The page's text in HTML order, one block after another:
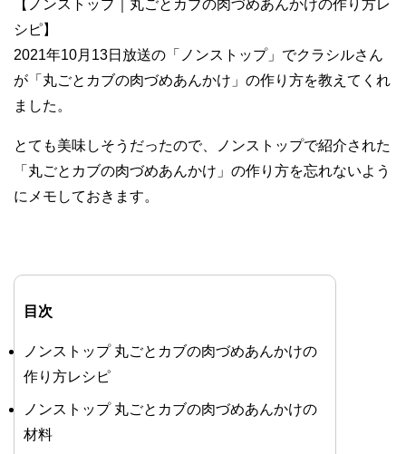
【ノンストップ｜丸ごとカブの肉づめあんかけの作り方レ
シピ】
2021年10月13日放送の「ノンストップ」でクラシルさん
が「丸ごとカブの肉づめあんかけ」の作り方を教えてくれ
ました。
とても美味しそうだったので、ノンストップで紹介された
「丸ごとカブの肉づめあんかけ」の作り方を忘れないよう
にメモしておきます。
目次
ノンストップ 丸ごとカブの肉づめあんかけの
作り方レシピ
ノンストップ 丸ごとカブの肉づめあんかけの
材料